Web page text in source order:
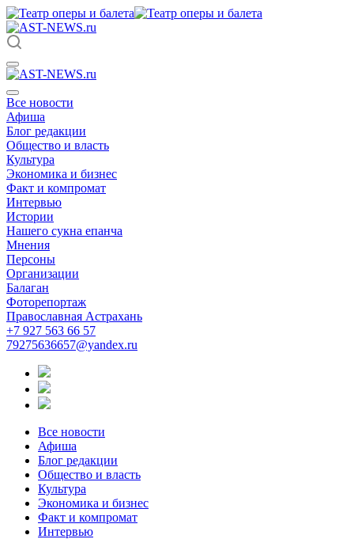
Все новости
Афиша
Блог редакции
Общество и власть
Культура
Экономика и бизнес
Факт и компромат
Интервью
Истории
Нашего сукна епанча
Мнения
Персоны
Организации
Балаган
Фоторепортаж
Православная Астрахань
+7 927 563 66 57
79275636657@yandex.ru
Все новости
Афиша
Блог редакции
Общество и власть
Культура
Экономика и бизнес
Факт и компромат
Интервью